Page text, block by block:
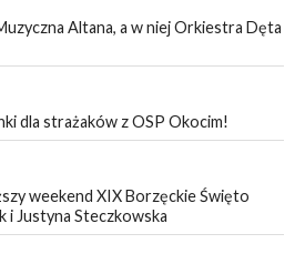
Altana, a w niej Orkiestra Dęta
dla strażaków z OSP Okocim!
weekend XIX Borzęckie Święto
i Justyna Steczkowska